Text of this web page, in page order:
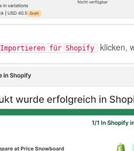
Importieren für Shopify klicken,